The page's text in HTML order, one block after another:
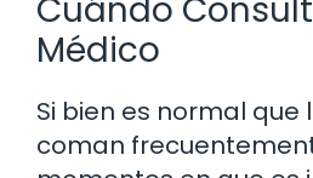
Cuándo
Médico
Si bien es normal que
coman